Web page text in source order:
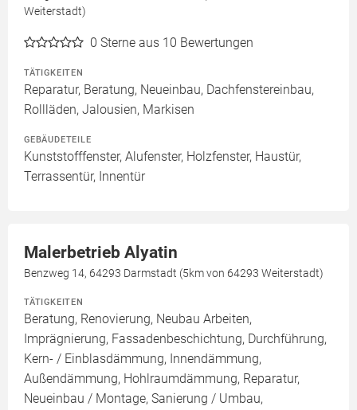
Weiterstadt)
0 Sterne aus 10 Bewertungen
TÄTIGKEITEN
Reparatur, Beratung, Neueinbau, Dachfenstereinbau,
Rollläden, Jalousien, Markisen
GEBÄUDETEILE
Kunststofffenster, Alufenster, Holzfenster, Haustür,
Terrassentür, Innentür
Malerbetrieb Alyatin
Benzweg 14, 64293 Darmstadt (5km von 64293 Weiterstadt)
TÄTIGKEITEN
Beratung, Renovierung, Neubau Arbeiten,
Imprägnierung, Fassadenbeschichtung, Durchführung,
Kern- / Einblasdämmung, Innendämmung,
Außendämmung, Hohlraumdämmung, Reparatur,
Neueinbau / Montage, Sanierung / Umbau,